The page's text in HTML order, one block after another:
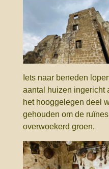
Iets naar beneden
aantal huizen ingericht
het hooggelegen deel
gehouden om de
overwoekerd groen.